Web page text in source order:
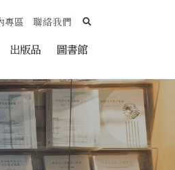
出版品 圖書館
專區 聯絡我們 search